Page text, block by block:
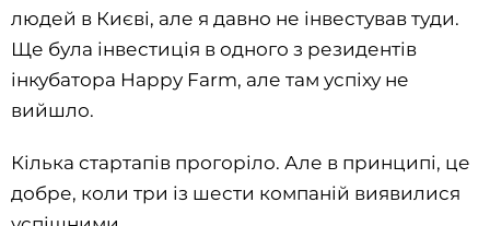
людей в Києві, але я давно не інвестував туди.
Ще була інвестиція в одного з резидентів
інкубатора Happy Farm, але там успіху не
вийшло.
Кілька стартапів прогоріло. Але в принципі, це
добре, коли три із шести компаній виявилися